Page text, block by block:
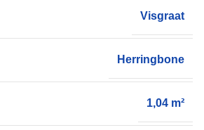
Visgraat
Herringbone
1,04 m²